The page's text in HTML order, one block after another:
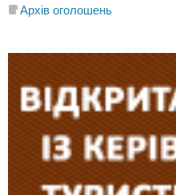
Архів оголошень